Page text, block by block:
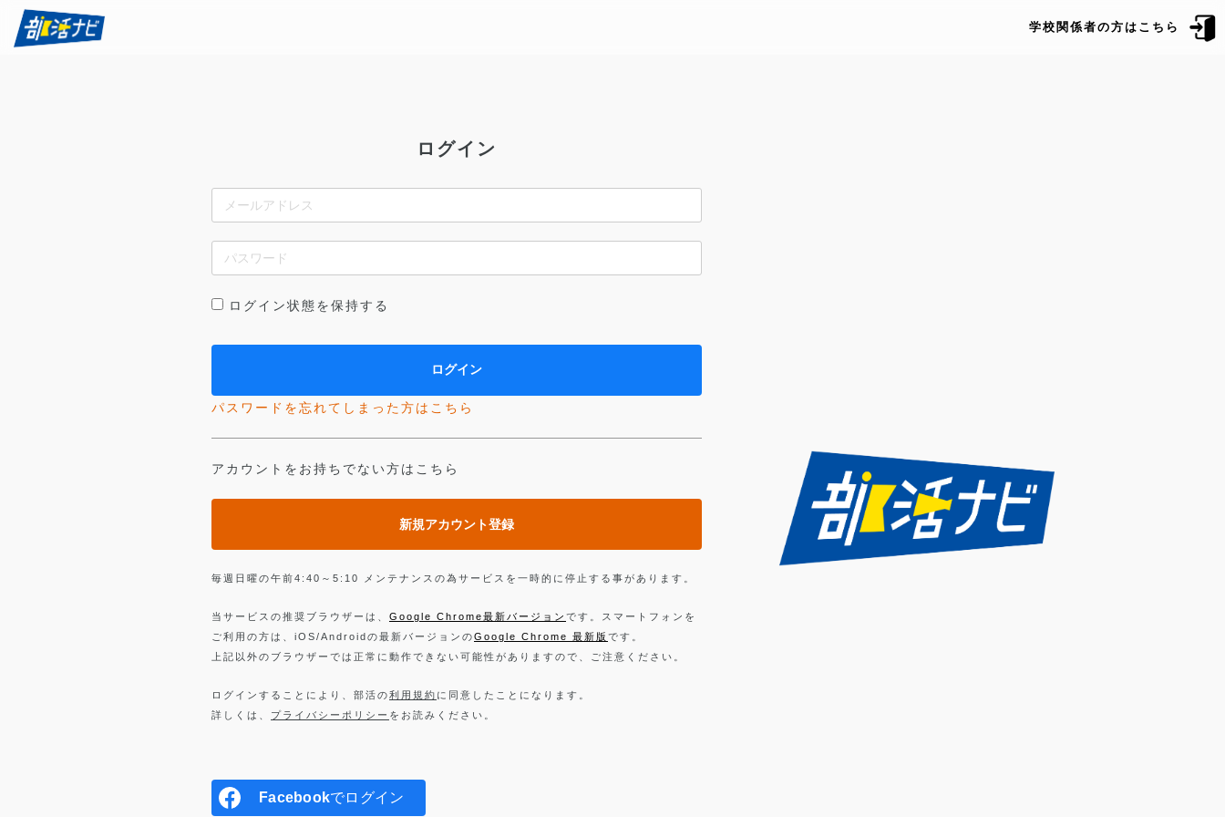
学校関係者の方はこちら
ログイン
ログイン状態を保持する
パスワードを忘れてしまった方はこちら
アカウントをお持ちでない方はこちら
新規アカウント登録
毎週日曜の午前4:40～5:10 メンテナンスの為サービスを一時的に停止する事があります。
当サービスの推奨ブラウザーは、 Google Chrome最新バージョン です。スマートフォンを
ご利用の方は、iOS/Androidの最新バージョンのGoogle Chrome 最新版 です。
上記以外のブラウザーでは正常に動作できない可能性がありますので、ご注意ください。
ログインすることにより、部活の利用規約 に同意したことになります。
詳しくは、 プライバシーポリシー をお読みください。
Facebookでログイン